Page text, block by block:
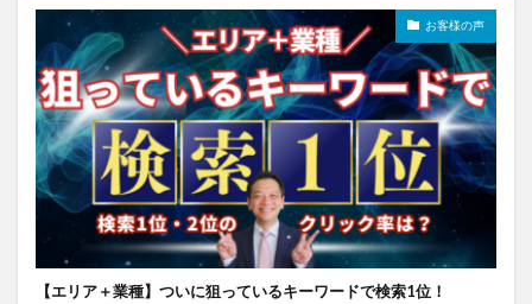
お客様の声
【エリア＋業種】ついに狙っているキーワードで検索1位！